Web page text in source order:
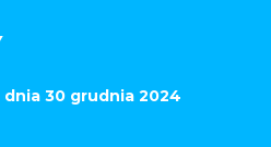
dnia 30 grudnia 2024